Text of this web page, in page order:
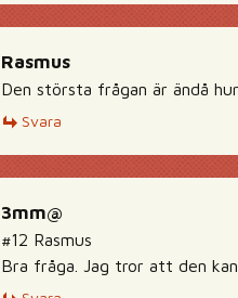
Rasmus
Den största frågan är ändå
Svara
3mm@
#12 Rasmus
Bra fråga. Jag tror att den